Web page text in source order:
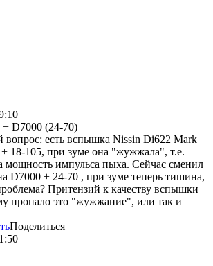
D7000 (24-70)
вопрос: есть вспышка Nissin Di622 Mark
18-105, при зуме она "жужжала", т.е.
мощность импульса пыха. Сейчас сменил
D7000 + 24-70 , при зуме теперь тишина,
Притензий к качеству вспышки
пропало это "жужжание", или так и
Поделиться